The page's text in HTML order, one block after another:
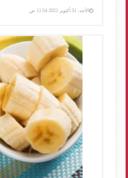
الأحد، 31 أكتوبر 2021 11:54 ص